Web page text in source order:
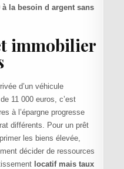
à la besoin d argent sans
immobilier
d’un véhicule
11 000 euros, c’est
à l’épargne progresse
différents. Pour un prêt
les biens élevée,
décider de ressources
locatif mais taux